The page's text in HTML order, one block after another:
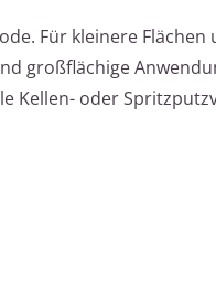
Für kleinere
großflächige
Kellen- oder